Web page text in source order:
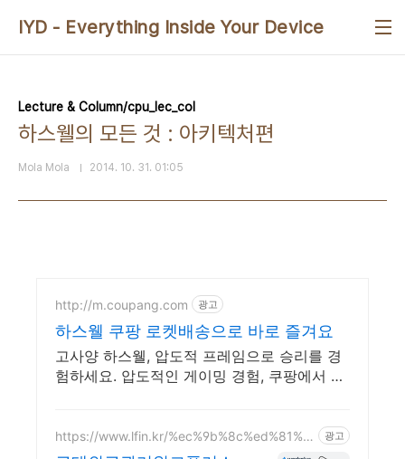
IYD - Everything Inside Your Device
Lecture & Column/cpu_lec_col
하스웰의 모든 것 : 아키텍처편
Mola Mola 2014. 10. 31. 01:05
http://m.coupang.com 광고
하스웰 쿠팡 로켓배송으로 바로 즐겨요
고사양 하스웰, 압도적 프레임으로 승리를 경
험하세요. 압도적인 게이밍 경험, 쿠팡에서 만
https://www.lfin.kr/%ec%9b%8c%ed%81%a
광고